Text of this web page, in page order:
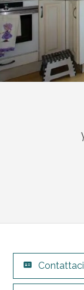
Contattaci